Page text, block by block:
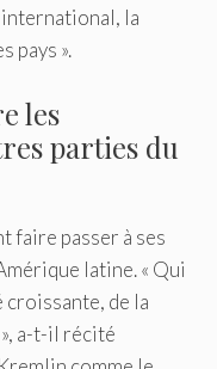
la
pays ».
les
parties du
faire passer à ses
latine. « Qui
de la
a-t-il récité